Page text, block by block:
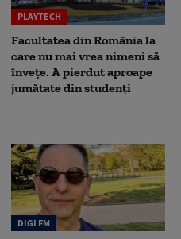
PLAYTECH
Facultatea din România la
care nu mai vrea nimeni să
înveţe. A pierdut aproape
jumătate din studenţi
DIGI FM